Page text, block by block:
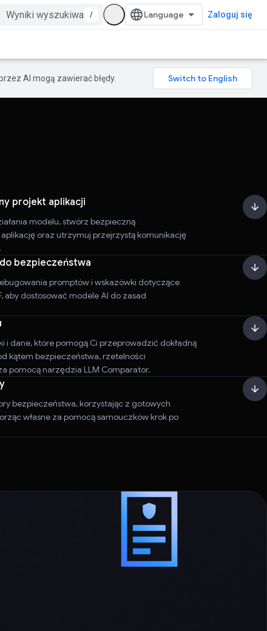
/ Zaloguj się
AI mogą zawierać błędy.
projekt aplikacji
modelu, stwórz bezpieczną
oraz utrzymuj przejrzystą komunikację
bezpieczeństwa
promptów i wskazówki dotyczące
aby dostosować modele AI do zasad
i dane, które pomogą Ci przeprowadzić dokładną
kątem bezpieczeństwa, rzetelności
pomocą narzędzia LLM Comparator.
bezpieczeństwa, korzystając z gotowych
własne za pomocą samouczków krok po